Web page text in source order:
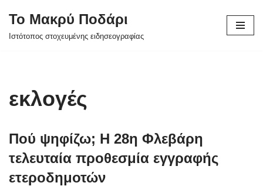
Μεταπηδήστε
Το Μακρύ Ποδάρι
Ιστότοπος στοχευμένης ειδησεογραφίας
εκλογές
Πού ψηφίζω; Η 28η Φλεβάρη
τελευταία προθεσμία εγγραφής
ετεροδημοτών